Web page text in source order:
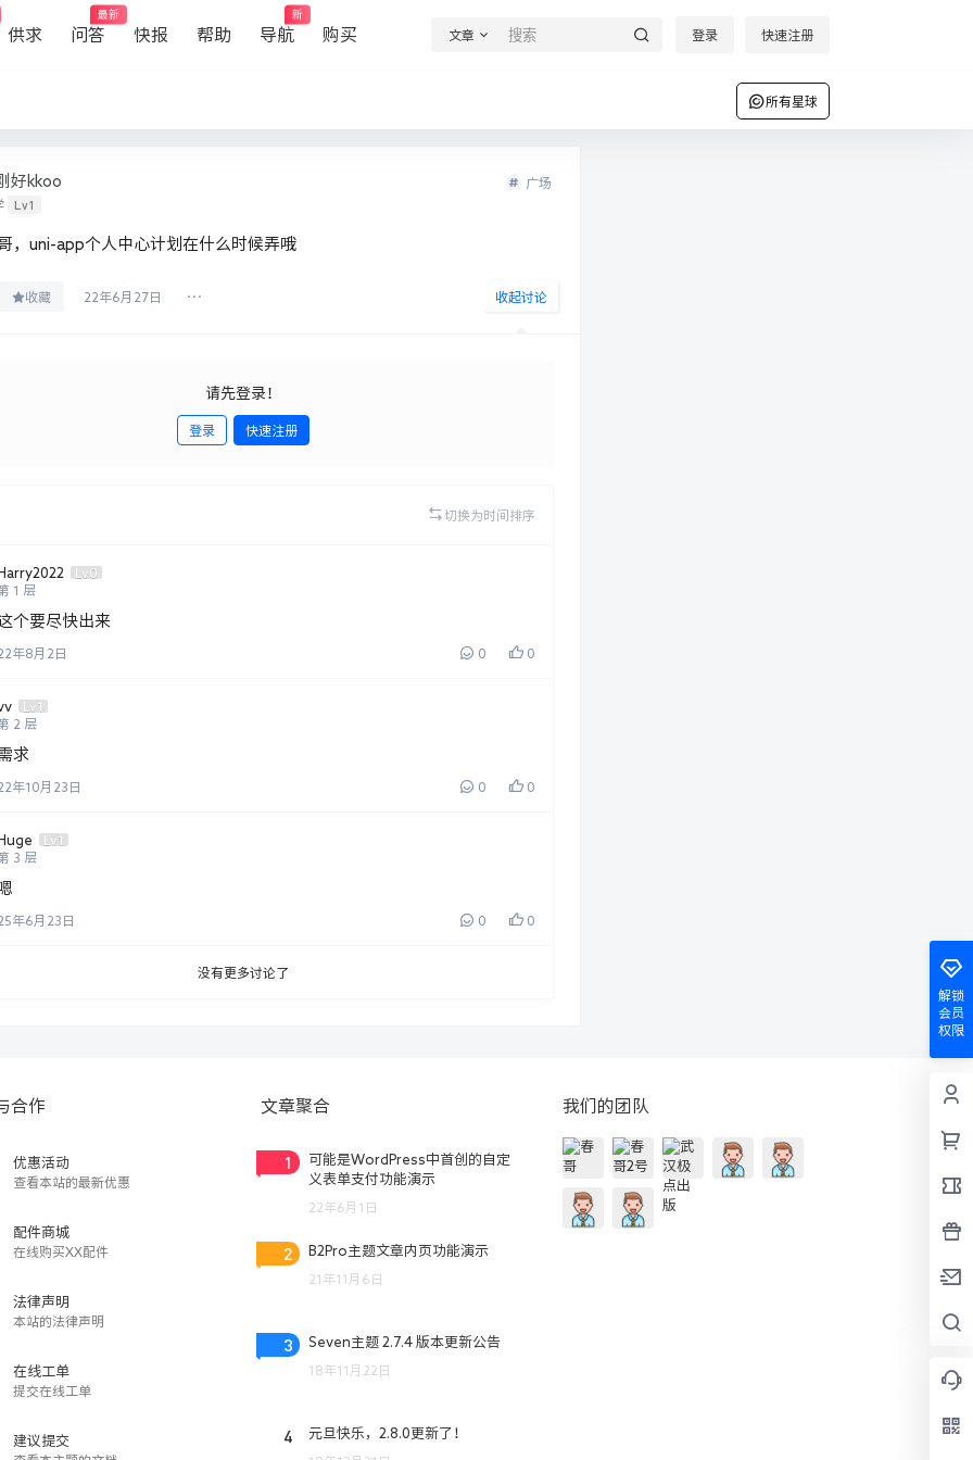
供求 问答
最新
快报 帮助 导航
新
购买 文章 登录 快速注册
所有星球
好kkoo
Lv1
广场
，uni-app个人中心计划在什么时候弄哦
收藏 22年6月27日 收起讨论
请先登录！
登录
快速注册
切换为时间排序
Lv0
1 层
个要尽快出来
年8月2日 0 0
Lv1
2 层
求
年10月23日 0 0
Lv1
3 层
年6月23日 0 0
没有更多讨论了
解锁
会员
权限
合作
优惠活动
查看本站的最新优惠
配件商城
在线购买XX配件
法律声明
本站的法律声明
在线工单
提交在线工单
建议提交
文章聚合
1
可能是WordPress中首创的自定
义表单支付功能演示
22年6月1日
2 B2Pro主题文章内页功能演示
21年11月6日
3 Seven主题 2.7.4 版本更新公告
18年11月22日
4 元旦快乐，2.8.0更新了！
我们的团队